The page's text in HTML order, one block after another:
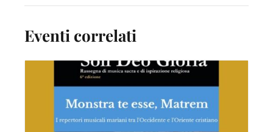
Eventi correlati